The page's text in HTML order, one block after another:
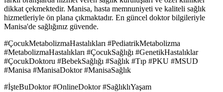
dikkat çekmektedir. Manisa, hasta memnuniyeti ve kaliteli sağlık
hizmetleriyle ön plana çıkmaktadır. En güncel doktor bilgileriyle
Manisa'de sağlığınız güvende.
#ÇocukMetabolizmaHastalıkları #PediatrikMetabolizma
#MetabolizmaHastalıkları #ÇocukSağlığı #GenetikHastalıklar
#ÇocukDoktoru #BebekSağlığı #Sağlık #Tıp #PKU #MSUD
#Manisa #ManisaDoktor #ManisaSağlık
#İşteBuDoktor #OnlineDoktor #SağlıklıYaşam